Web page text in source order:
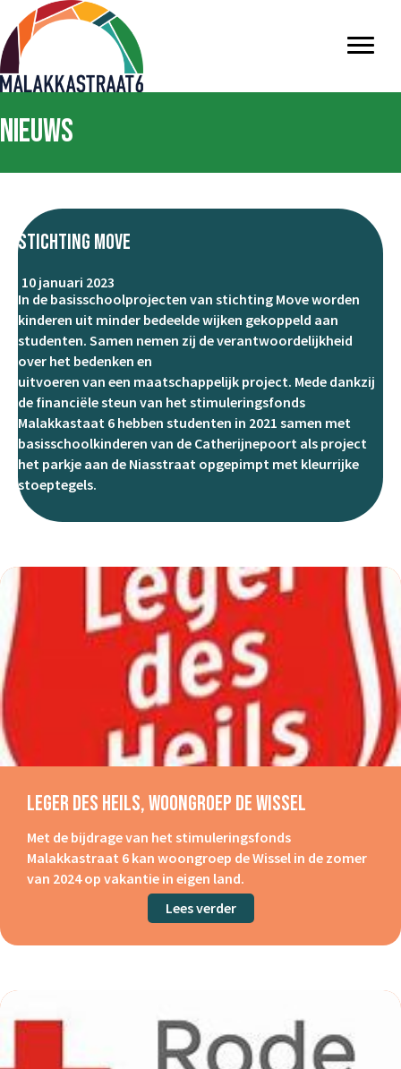
Nieuws
Stichting Move
10 januari 2023
In de basisschoolprojecten van stichting Move worden
kinderen uit minder bedeelde wijken gekoppeld aan
studenten. Samen nemen zij de verantwoordelijkheid
over het bedenken en
uitvoeren van een maatschappelijk project. Mede dankzij
de financiële steun van het stimuleringsfonds
Malakkastaat 6 hebben studenten in 2021 samen met
basisschoolkinderen van de Catherijnepoort als project
het parkje aan de Niasstraat opgepimpt met kleurrijke
stoeptegels.
Leger Des Heils, Woongroep De Wissel
Met de bijdrage van het stimuleringsfonds
Malakkastraat 6 kan woongroep de Wissel in de zomer
van 2024 op vakantie in eigen land.
Lees verderabout Leger des Heils,